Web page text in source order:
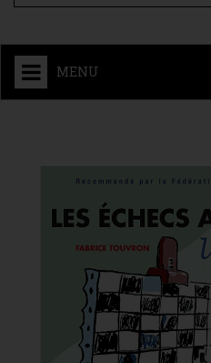
MENU